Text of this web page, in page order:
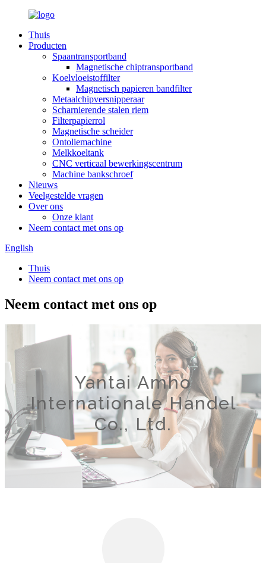
Thuis
Producten
Spaantransportband
Magnetische chiptransportband
Koelvloeistoffilter
Magnetisch papieren bandfilter
Metaalchipversnipperaar
Scharnierende stalen riem
Filterpapierrol
Magnetische scheider
Ontoliemachine
Melkkoeltank
CNC verticaal bewerkingscentrum
Machine bankschroef
Nieuws
Veelgestelde vragen
Over ons
Onze klant
Neem contact met ons op
English
Thuis
Neem contact met ons op
Neem contact met ons op
Yantai Amho
Internationale Handel
Co., Ltd.